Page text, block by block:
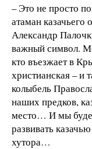
– Это не просто
атаман казачьего
Александр
важный символ.
кто въезжает в
христианская – и
колыбель
наших предков,
место… И мы
развивать
хутора…